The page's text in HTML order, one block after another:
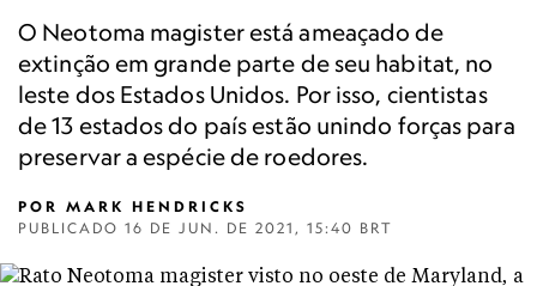
O Neotoma magister está ameaçado de
extinção em grande parte de seu habitat, no
leste dos Estados Unidos. Por isso, cientistas
de 13 estados do país estão unindo forças para
preservar a espécie de roedores.
POR MARK HENDRICKS
PUBLICADO 16 DE JUN. DE 2021, 15:40 BRT